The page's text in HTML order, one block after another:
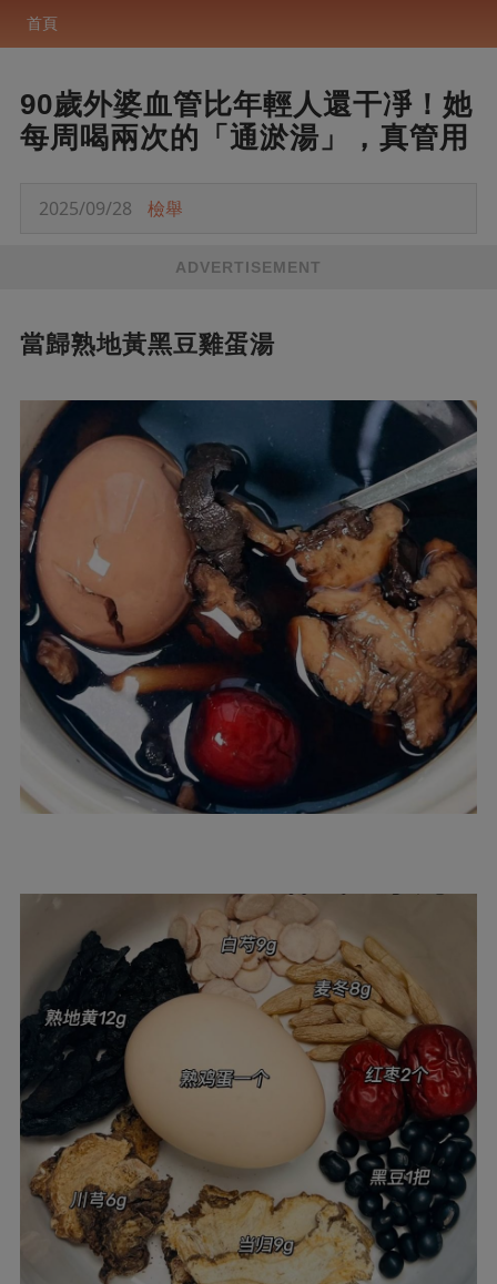
首頁
90歲外婆血管比年輕人還干凈！她
每周喝兩次的「通淤湯」，真管用
2025/09/28 檢舉
ADVERTISEMENT
當歸熟地黃黑豆雞蛋湯